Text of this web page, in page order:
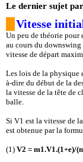
Le dernier sujet
Vitesse
Un peu de théorie pour
au cours du
vitesse de départ
Les lois de la physique
à-dire du début de la
la vitesse de la tête de
balle.
Si V1 est la vitesse de
est obtenue par la
(1) V2 = m1.V1.(1+e)/